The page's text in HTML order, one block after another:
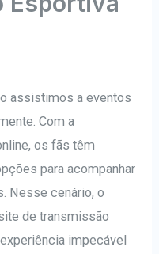
assistimos a eventos
Com a
os fãs têm
para acompanhar
Nesse cenário, o
de transmissão
impecável